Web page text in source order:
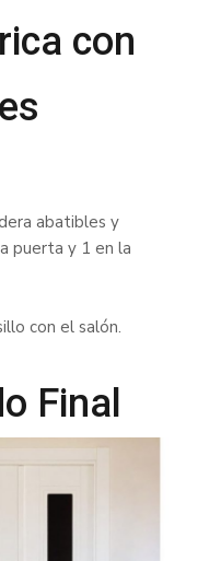
con
abatibles y
puerta y 1 en la
con el salón.
Final